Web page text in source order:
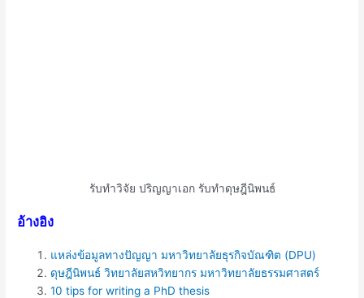
รับทำวิจัย ปริญญาเอก รับทำดุษฎีนิพนธ์
อ้างอิง
แหล่งข้อมูลทางปัญญา มหาวิทยาลัยธุรกิจบัณฑิต (DPU)
ดุษฎีนิพนธ์ วิทยาลัยสหวิทยากร มหาวิทยาลัยธรรมศาสตร์
10 tips for writing a PhD thesis